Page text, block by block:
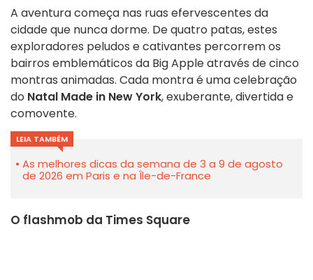
A aventura começa nas ruas efervescentes da
cidade que nunca dorme. De quatro patas, estes
exploradores peludos e cativantes percorrem os
bairros emblemáticos da Big Apple através de cinco
montras animadas. Cada montra é uma celebração
do Natal Made in New York, exuberante, divertida e
comovente.
LEIA TAMBÉM
As melhores dicas da semana de 3 a 9 de agosto
de 2026 em Paris e na Île-de-France
O flashmob da Times Square